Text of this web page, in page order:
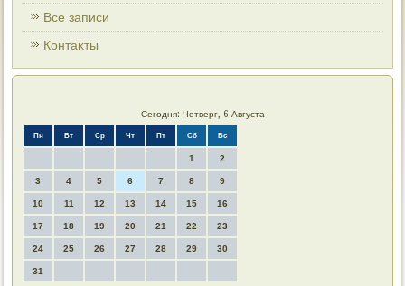
Все записи
Контаκты
Сегодня: Четверг, 6 Августа
Пн Вт Ср Чт Пт Сб Вс
1 2
3 4 5 6 7 8 9
10 11 12 13 14 15 16
17 18 19 20 21 22 23
24 25 26 27 28 29 30
31